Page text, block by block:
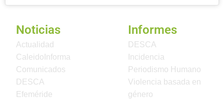
Noticias
Actualidad
CaleidoInforma
Comunicados
DESCA
Efeméride
Informes
DESCA
Incidencia
Periodismo Humano
Violencia basada en
género